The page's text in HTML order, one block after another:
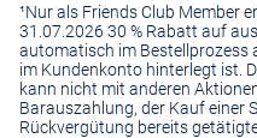
¹Nur als Friends Club Member
31.07.2026 30 % Rabatt auf
automatisch im Bestellprozess
im Kundenkonto hinterlegt ist.
kann nicht mit anderen
Barauszahlung, der Kauf einer
Rückvergütung bereits